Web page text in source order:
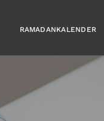
RAMADANKALENDER